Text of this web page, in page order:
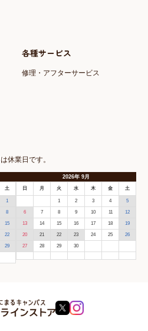
各種サービス
修理・アフターサービス
休業日です。
土
1
8
15
22
29
2026年9月
日 月 火 水 木 金 土
1 2 3 4 5
6 7 8 9 10 11 12
13 14 15 16 17 18 19
20 21 22 23 24 25 26
27 28 29 30